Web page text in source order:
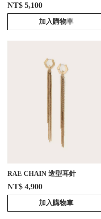
NT$ 5,100
加入購物車
RAE CHAIN 造型耳針
NT$ 4,900
加入購物車